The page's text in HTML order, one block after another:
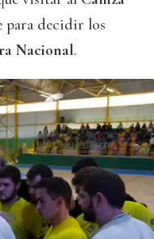
para decidir los
Nacional.